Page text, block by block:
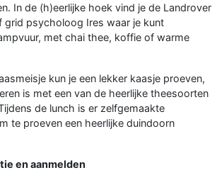
In de (h)eerlijke hoek vind je de Landrover
grid psycholoog Ires waar je kunt
met chai thee, koffie of warme
kun je een lekker kaasje proeven,
is met een van de heerlijke theesoorten
de lunch is er zelfgemaakte
te proeven een heerlijke duindoorn
en aanmelden